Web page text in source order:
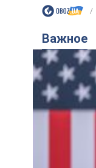
Важное